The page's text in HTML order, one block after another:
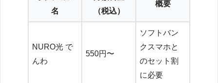
名
（税込）
概要
NURO光 で
んわ
550円〜
ソフトバン
クスマホと
のセット割
に必要